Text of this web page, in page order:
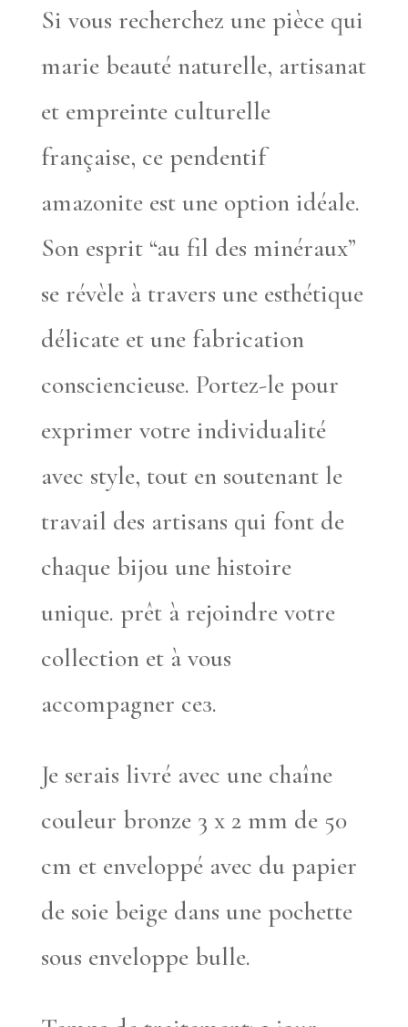
Si vous recherchez une pièce qui
marie beauté naturelle, artisanat
et empreinte culturelle
française, ce pendentif
amazonite est une option idéale.
Son esprit “au fil des minéraux”
se révèle à travers une esthétique
délicate et une fabrication
consciencieuse. Portez-le pour
exprimer votre individualité
avec style, tout en soutenant le
travail des artisans qui font de
chaque bijou une histoire
unique. prêt à rejoindre votre
collection et à vous
accompagner сез.
Je serais livré avec une chaîne
couleur bronze 3 x 2 mm de 50
cm et enveloppé avec du papier
de soie beige dans une pochette
sous enveloppe bulle.